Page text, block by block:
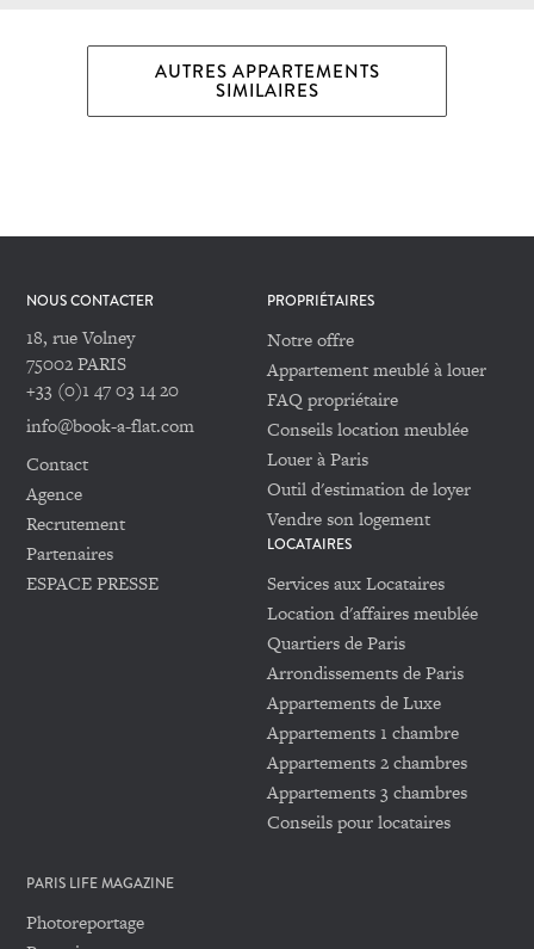
AUTRES APPARTEMENTS
SIMILAIRES
NOUS CONTACTER
18, rue Volney
75002 PARIS
+33 (0)1 47 03 14 20
info@book-a-flat.com
Contact
Agence
Recrutement
Partenaires
ESPACE PRESSE
PROPRIÉTAIRES
Notre offre
Appartement meublé à louer
FAQ propriétaire
Conseils location meublée
Louer à Paris
Outil d'estimation de loyer
Vendre son logement
LOCATAIRES
Services aux Locataires
Location d'affaires meublée
Quartiers de Paris
Arrondissements de Paris
Appartements de Luxe
Appartements 1 chambre
Appartements 2 chambres
Appartements 3 chambres
Conseils pour locataires
PARIS LIFE MAGAZINE
Photoreportage